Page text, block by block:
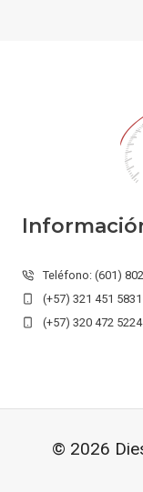
Teléfono: (601)
(+57) 321 451 5831
(+57) 320 472 5224
© 2026